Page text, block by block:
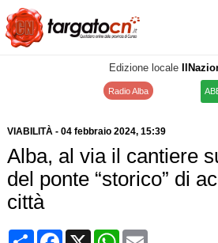
Edizione locale
Radio Alba
VIABILITÀ- 04 febbraio 2024, 15:39
Alba, al via il cantiere
del ponte “storico” di
città
CondividiFacebook
X WhatsApp
Email